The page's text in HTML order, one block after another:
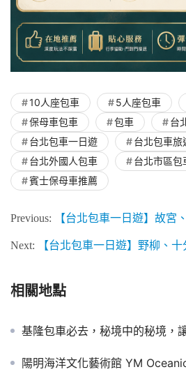
10人座包車 5人座包車
保母車包車
包車
台
台北包車一日遊
台北包車旅
台北外國人包車
台北市區包
賓士保母車推薦
Previous: 【台北包車一日遊】故宮、陽明山、北投知性之
Next: 【台北包車一日遊】野柳、十分、九份經典全覽！長輩欽
相關地點
基隆包車必去，秘境中的秘境，
陽明海洋文化藝術館 YM